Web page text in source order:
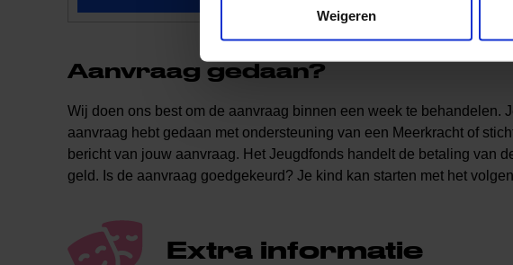
Weigeren
Aanvraag gedaan?
Wij doen ons best om de aanvraag binnen een week te behandelen.
aanvraag hebt gedaan met ondersteuning van een Meerkracht of
bericht van jouw aanvraag. Het Jeugdfonds handelt de betaling van
geld. Is de aanvraag goedgekeurd? Je kind kan starten met het
Extra informatie